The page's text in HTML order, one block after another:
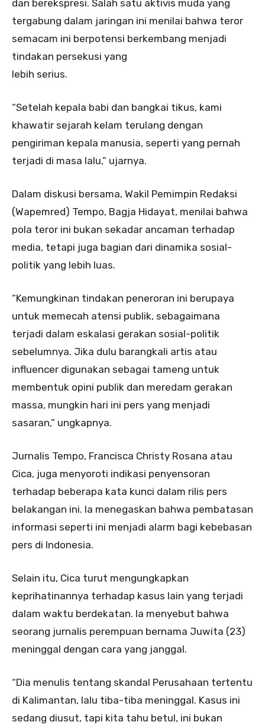
dan berekspresi. Salah satu aktivis muda yang
tergabung dalam jaringan ini menilai bahwa teror
semacam ini berpotensi berkembang menjadi
tindakan persekusi yang
lebih serius.
“Setelah kepala babi dan bangkai tikus, kami
khawatir sejarah kelam terulang dengan
pengiriman kepala manusia, seperti yang pernah
terjadi di masa lalu,” ujarnya.
Dalam diskusi bersama, Wakil Pemimpin Redaksi
(Wapemred) Tempo, Bagja Hidayat, menilai bahwa
pola teror ini bukan sekadar ancaman terhadap
media, tetapi juga bagian dari dinamika sosial-
politik yang lebih luas.
“Kemungkinan tindakan peneroran ini berupaya
untuk memecah atensi publik, sebagaimana
terjadi dalam eskalasi gerakan sosial-politik
sebelumnya. Jika dulu barangkali artis atau
influencer digunakan sebagai tameng untuk
membentuk opini publik dan meredam gerakan
massa, mungkin hari ini pers yang menjadi
sasaran,” ungkapnya.
Jurnalis Tempo, Francisca Christy Rosana atau
Cica, juga menyoroti indikasi penyensoran
terhadap beberapa kata kunci dalam rilis pers
belakangan ini. Ia menegaskan bahwa pembatasan
informasi seperti ini menjadi alarm bagi kebebasan
pers di Indonesia.
Selain itu, Cica turut mengungkapkan
keprihatinannya terhadap kasus lain yang terjadi
dalam waktu berdekatan. Ia menyebut bahwa
seorang jurnalis perempuan bernama Juwita (23)
meninggal dengan cara yang janggal.
“Dia menulis tentang skandal Perusahaan tertentu
di Kalimantan, lalu tiba-tiba meninggal. Kasus ini
sedang diusut, tapi kita tahu betul, ini bukan